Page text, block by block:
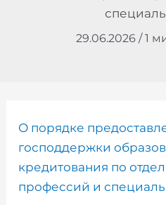
29.06.2026 /1
О порядке
господдержки
кредитования по
профессий и